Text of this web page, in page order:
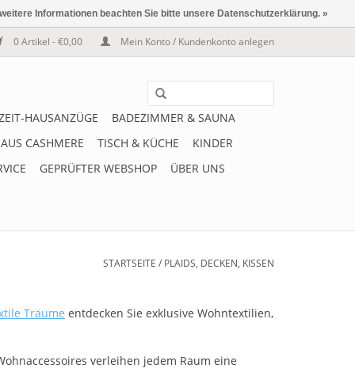
0 Artikel - €0,00 Mein Konto / Kundenkonto anlegen
HAUSANZÜGE
BADEZIMMER & SAUNA
CASHMERE
TISCH & KÜCHE
KINDER
GEPRÜFTER WEBSHOP ÜBER UNS
STARTSEITE / PLAIDS, DECKEN, KISSEN
Träume entdecken Sie exklusive Wohntextilien,
verleihen jedem Raum eine
Informationen beachten Sie bitte unsere Datenschutzerklärung. »